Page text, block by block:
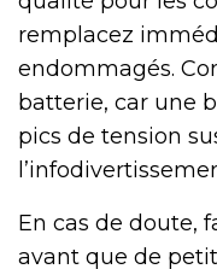
remplacez
endommagés.
batterie, car une
pics de tension
En cas de doute,
avant que de